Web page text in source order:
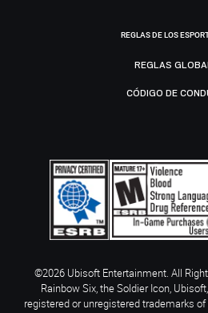
REGLAS DE LOS
REGLAS
CÓDIGO DE
©2026 Ubisoft Entertainment. All
Rainbow Six, the Soldier Icon,
registered or unregistered trademarks